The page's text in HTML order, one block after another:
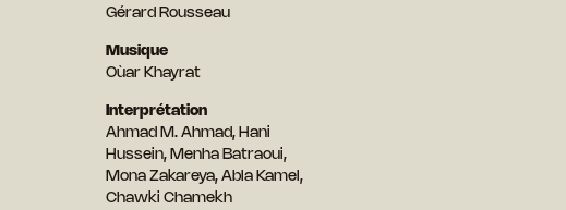
Gérard Rousseau
Musique
Oùar Khayrat
Interprétation
Ahmad M. Ahmad, Hani
Hussein, Menha Batraoui,
Mona Zakareya, Abla Kamel,
Chawki Chamekh